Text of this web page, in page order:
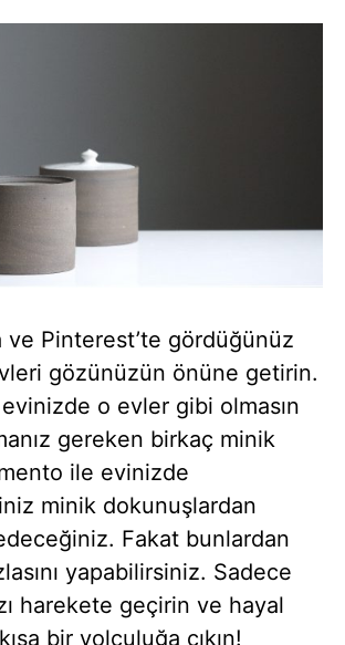
ve Pinterest’te gördüğünüz
gözünüzün önüne getirin.
o evler gibi olmasın
gereken birkaç minik
ile evinizde
minik dokunuşlardan
Fakat bunlardan
yapabilirsiniz. Sadece
harekete geçirin ve hayal
bir yolculuğa çıkın!